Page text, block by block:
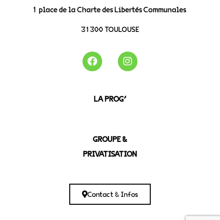
1 place de la Charte des Libertés Communales
31300 TOULOUSE
LA PROG’
GROUPE &
PRIVATISATION
Contact & Infos